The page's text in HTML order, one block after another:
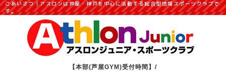
ごあいさつ｜アスロンは芦屋・神戸を中心に活動する総合型地域スポーツクラブで
す。
【本部(芦屋GYM)受付時間】/